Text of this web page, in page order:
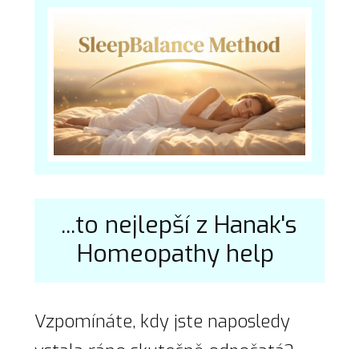
...to nejlepší z Hanak's
Homeopathy help
Vzpomínáte, kdy jste naposledy